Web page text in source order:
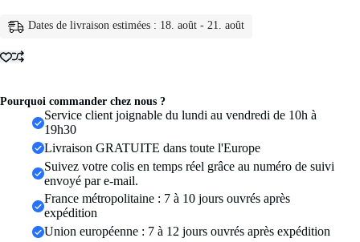
de
pour
hommes,
prévention
allergies,
anneaux
mariage
hautement
Dates de livraison estimées : 18. août - 21. août
Pourquoi commander chez nous ?
Service client joignable du lundi au vendredi de 10h à
19h30
Livraison GRATUITE dans toute l'Europe
Suivez votre colis en temps réel grâce au numéro de suivi
envoyé par e-mail.
France métropolitaine : 7 à 10 jours ouvrés après
expédition
Union européenne : 7 à 12 jours ouvrés après expédition